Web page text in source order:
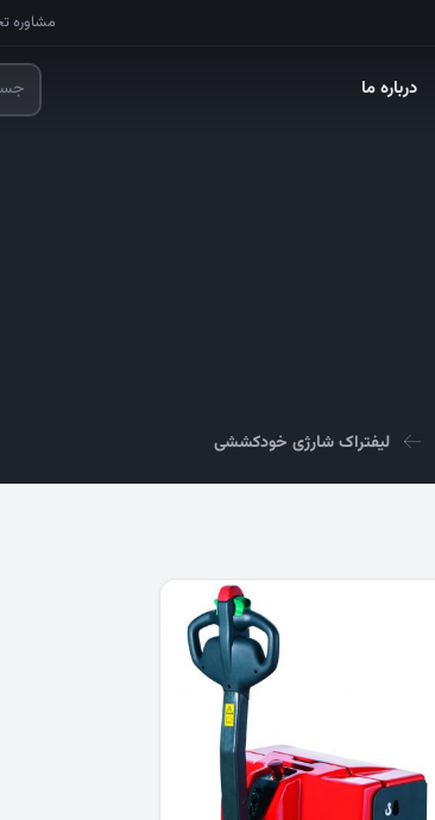
مشاوره
درباره ما
لیفتراک شارژی خودکششی